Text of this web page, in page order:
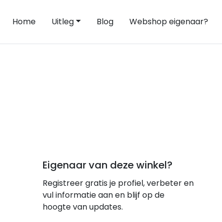
Home Uitleg Blog Webshop eigenaar?
Eigenaar van deze winkel?
Registreer gratis je profiel, verbeter en
vul informatie aan en blijf op de
hoogte van updates.